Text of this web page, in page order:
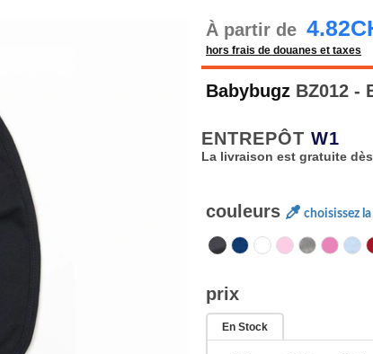
À partir de
hors frais de douanes et taxes
Babybugz BZ012 -
ENTREPÔT W1
La livraison est gratuite
couleurs choisissez
prix
En Stock